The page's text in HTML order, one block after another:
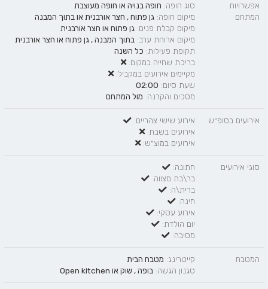
אפשרויות
המתחם
סוג חופה: חופה בנויה או חופה מעוצבת
מיקום חופה:גן פתוח, חצר אורבנית או בתוך המבנה
מיקום קבלת פנים:גן פתוח או חצר אורבנית
מיקום ארוחת ערב: בתוך המבנה,גן פתוח או חצר אורבנית
תקופת פעילות: כל השנה
בריכת שחייה במקום:
מקיימים אירועים במקביל:
שעת סיום: 02:00
מסכים והקרנה: מול המתחם
אירועים בסופ״ש
אירוע שישי צהריים:
אירועים בשבת:
אירועים במוצ״ש:
סוגי אירועים
חתונה:
בר\בת מצווה:
ברית\ה:
חינה:
אירוע עסקי:
יום הולדת:
מסיבה:
המטבח קייטרינג: מטבח הבית
סגנון הגשה: בופה, שוק או Open kitchen